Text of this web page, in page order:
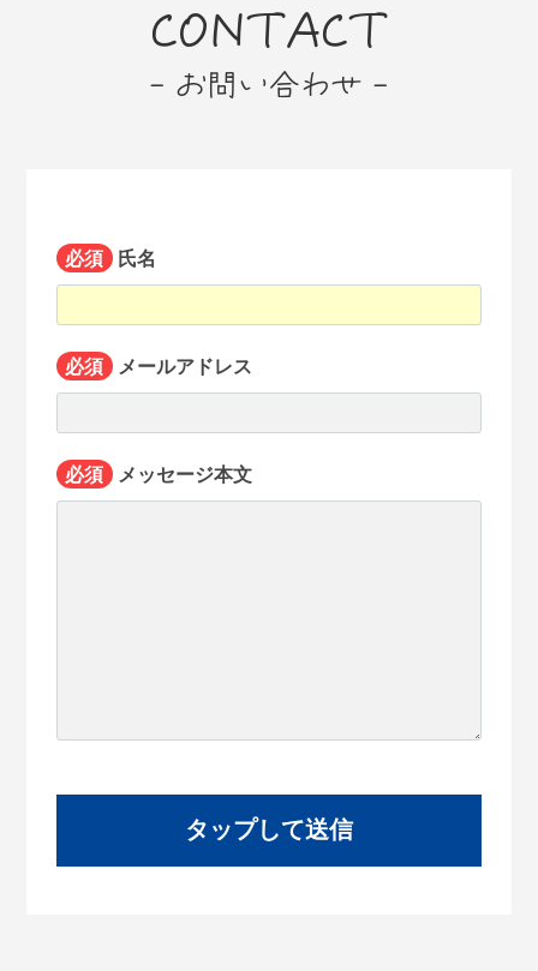
CONTACT
- お問い合わせ -
必須 氏名
必須 メールアドレス
必須 メッセージ本文